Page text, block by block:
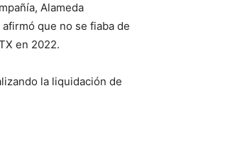
Alameda
que no se fiaba de
en 2022.
la liquidación de